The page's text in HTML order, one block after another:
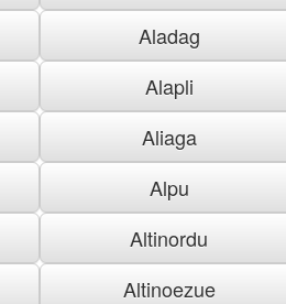
Aladag
Alapli
Aliaga
Alpu
Altinordu
Altinoezue